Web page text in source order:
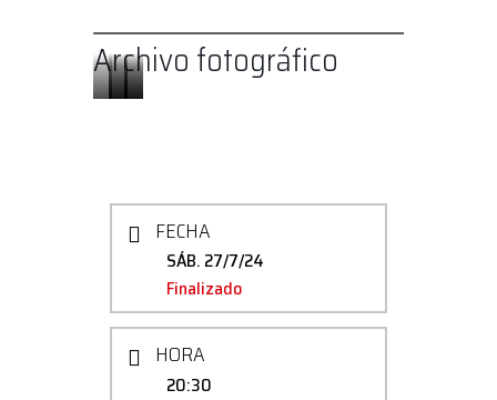
Archivo fotográfico
Buzón
Buzón
BuzónBuzón
Buzón
FECHA
SÁB. 27/7/24
Finalizado
HORA
20:30